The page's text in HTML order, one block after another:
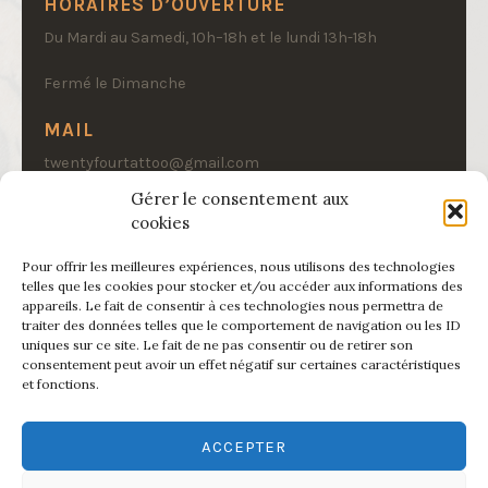
Gérer le consentement aux
cookies
Pour offrir les meilleures expériences, nous utilisons des technologies
telles que les cookies pour stocker et/ou accéder aux informations des
appareils. Le fait de consentir à ces technologies nous permettra de
traiter des données telles que le comportement de navigation ou les ID
uniques sur ce site. Le fait de ne pas consentir ou de retirer son
consentement peut avoir un effet négatif sur certaines caractéristiques
et fonctions.
ACCEPTER
Du Mardi au Samedi, 10h–18h et le lundi 13h-18h
Fermé le Dimanche
MAIL
twentyfourtattoo@gmail.com